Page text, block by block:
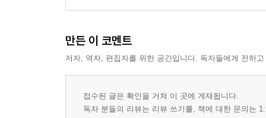
농축환원 주스는 탄산음료와 마찬가지다
7. 글루텐이 함유된 빵은 다이어트와 상극
비만의 원인은 탄수화물이 아니라 밀가루?
만든 이 코멘트
저자, 역자, 편집자를 위한 공간입니다. 독자들에게 전하
접수된 글은 확인을 거쳐 이 곳에 게재됩니다.
독자 분들의 리뷰는 리뷰 쓰기를, 책에 대한 문의는